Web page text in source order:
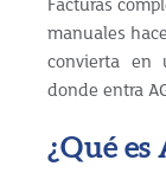
Facturas
manuales
convierta en
donde entra
¿Qué es